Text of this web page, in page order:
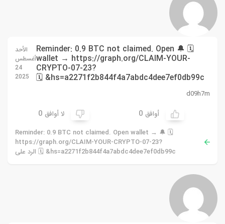
🗓 🔔 Reminder: 0.9 BTC not claimed. Open
wallet → https://graph.org/CLAIM-YOUR-
CRYPTO-07-23?
hs=a2271f2b844f4a7abdc4dee7ef0db99c& 🗓
الأحد
أغسطس
24
2025
d09h7m
أوافق 0 لا أوافق 0
🗓 🔔 Reminder: 0.9 BTC not claimed. Open wallet →
https://graph.org/CLAIM-YOUR-CRYPTO-07-23?
hs=a2271f2b844f4a7abdc4dee7ef0db99c& 🗓 الرد على